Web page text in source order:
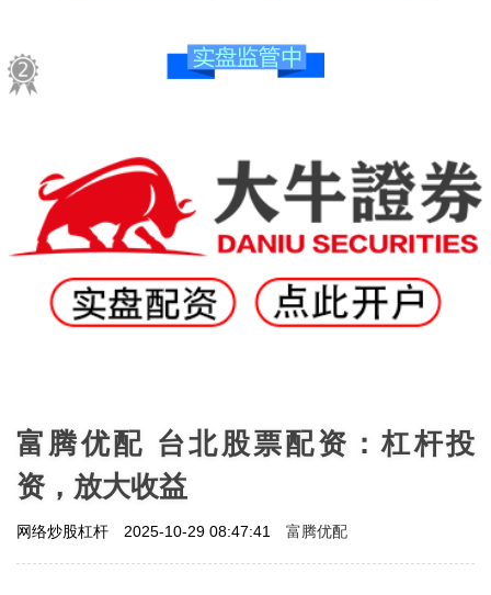
富腾优配 台北股票配资：杠杆投
资，放大收益
网络炒股杠杆 2025-10-29 08:47:41 富腾优配